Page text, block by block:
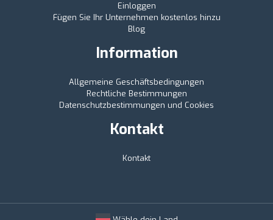
Einloggen
Fügen Sie Ihr Unternehmen kostenlos hinzu
Blog
Information
Allgemeine Geschäftsbedingungen
Rechtliche Bestimmungen
Datenschutzbestimmungen und Cookies
Kontakt
Kontakt